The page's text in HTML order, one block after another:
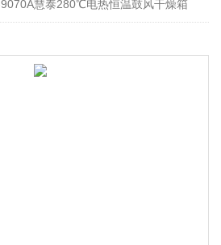
慧泰280℃电热恒温鼓风干燥箱